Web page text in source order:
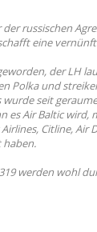
russischen
eine
der LH
Polka und
seit
es Air Baltic wird,
Citline,
haben.
werden wohl